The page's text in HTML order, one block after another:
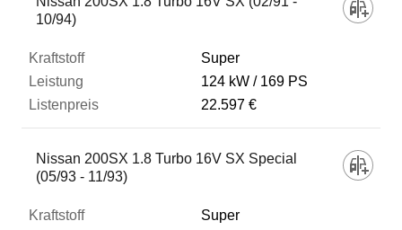
Listenpreis
Zum Vergleich hinzufügen
10/94)
Super
124 kW
169 PS
22.597 €
Nissan 200SX 1.8 Turbo 16V SX Special
(05/93 - 11/93)
Super